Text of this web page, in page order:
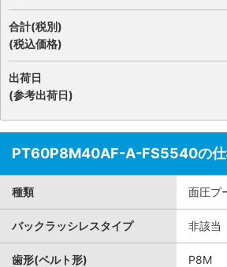
合計(税別)
(税込価格)
出荷日
(参考出荷日)
PT60P8M40AF-A-FS5540の仕
種類 面圧プ
バックラッシレスタイプ 非該当
歯形(ベルト形) P8M